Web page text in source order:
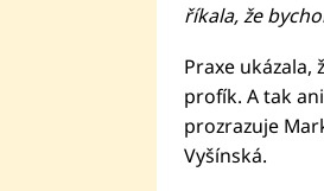
říkala, že
Praxe ukázala,
profík. A tak
prozrazuje
Vyšínská.